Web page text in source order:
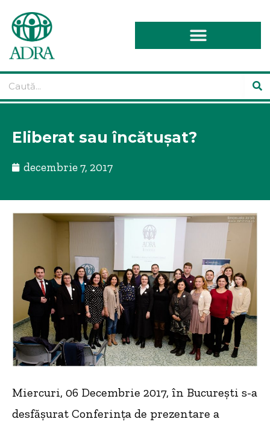
Eliberat sau încătușat?
decembrie 7, 2017
Miercuri, 06 Decembrie 2017, în București s-a
desfășurat Conferința de prezentare a